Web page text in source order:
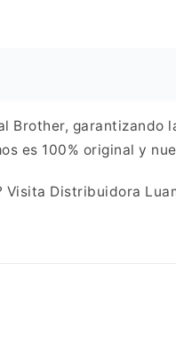
Brother, garantizando
es 100% original y
Distribuidora